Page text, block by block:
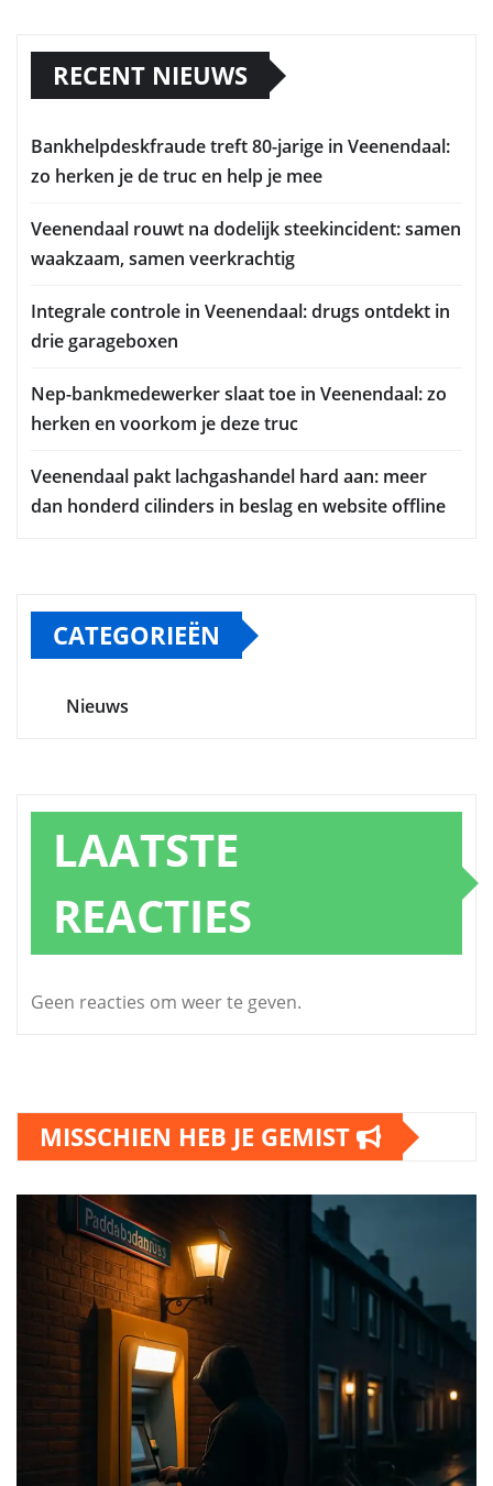
RECENT NIEUWS
Bankhelpdeskfraude treft 80-jarige in Veenendaal:
zo herken je de truc en help je mee
Veenendaal rouwt na dodelijk steekincident: samen
waakzaam, samen veerkrachtig
Integrale controle in Veenendaal: drugs ontdekt in
drie garageboxen
Nep-bankmedewerker slaat toe in Veenendaal: zo
herken en voorkom je deze truc
Veenendaal pakt lachgashandel hard aan: meer
dan honderd cilinders in beslag en website offline
CATEGORIEËN
Nieuws
LAATSTE
REACTIES
Geen reacties om weer te geven.
MISSCHIEN HEB JE GEMIST